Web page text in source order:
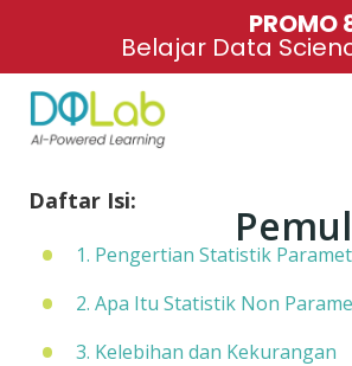
PROMO
Belajar Data
Daftar Isi:
1. Pengertian Statistik
2. Apa Itu Statistik Non
3. Kelebihan dan Kekurangan